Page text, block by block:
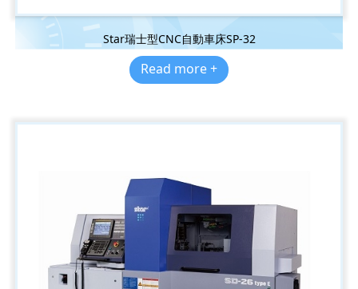
Star瑞士型CNC自動車床SP-32
Read more +